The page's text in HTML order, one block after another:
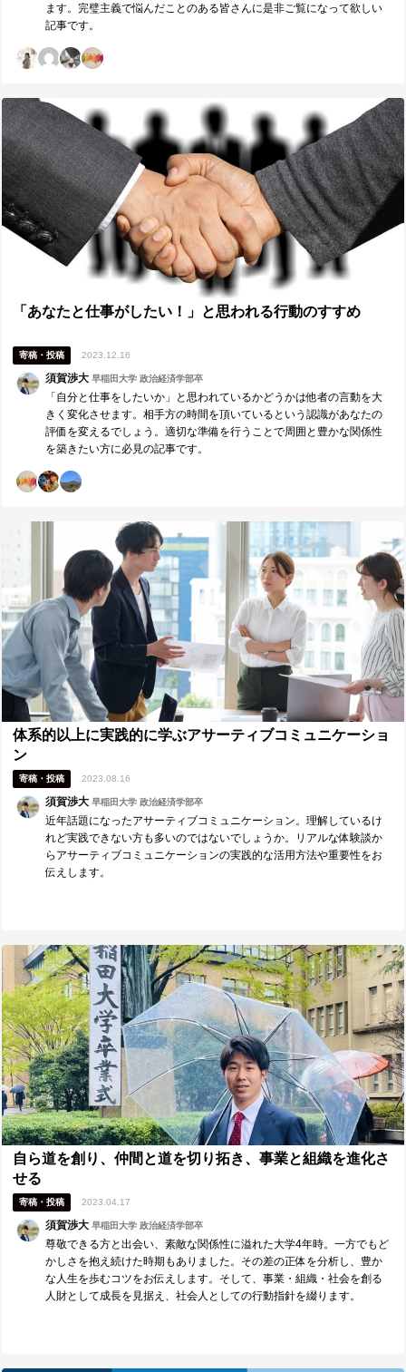
ます。完璧主義で悩んだことのある皆さんに是非ご覧になって欲しい
記事です。
「あなたと仕事がしたい！」と思われる行動のすすめ
寄稿・投稿 2023.12.16
須賀渉大早稲田大学 政治経済学部卒
「自分と仕事をしたいか」と思われているかどうかは他者の言動を大
きく変化させます。相手方の時間を頂いているという認識があなたの
評価を変えるでしょう。適切な準備を行うことで周囲と豊かな関係性
を築きたい方に必見の記事です。
体系的以上に実践的に学ぶアサーティブコミュニケーショ
ン
寄稿・投稿 2023.08.16
須賀渉大早稲田大学 政治経済学部卒
近年話題になったアサーティブコミュニケーション。理解しているけ
れど実践できない方も多いのではないでしょうか。リアルな体験談か
らアサーティブコミュニケーションの実践的な活用方法や重要性をお
伝えします。
自ら道を創り、仲間と道を切り拓き、事業と組織を進化さ
せる
寄稿・投稿 2023.04.17
須賀渉大早稲田大学 政治経済学部卒
尊敬できる方と出会い、素敵な関係性に溢れた大学4年時。一方でもど
かしさを抱え続けた時期もありました。その差の正体を分析し、豊か
な人生を歩むコツをお伝えします。そして、事業・組織・社会を創る
人財として成長を見据え、社会人としての行動指針を綴ります。